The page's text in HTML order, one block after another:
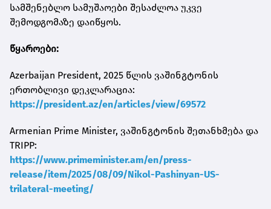
სამშენებლო სამუშაოები შესაძლოა უკვე
შემოდგომაზე დაიწყოს.
წყაროები:
Azerbaijan President, 2025 წლის ვაშინგტონის
ერთობლივი დეკლარაცია:
https://president.az/en/articles/view/69572
Armenian Prime Minister, ვაშინგტონის შეთანხმება და
TRIPP:
https://www.primeminister.am/en/press-
release/item/2025/08/09/Nikol-Pashinyan-US-
trilateral-meeting/